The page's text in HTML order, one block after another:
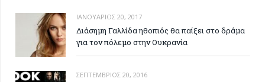
ΙΑΝΟΥΆΡΙΟΣ 20, 2017
Διάσημη Γαλλίδα ηθοπιός θα παίξει στο δράμα
για τον πόλεμο στην Ουκρανία
ΣΕΠΤΈΜΒΡΙΟΣ 20, 2016